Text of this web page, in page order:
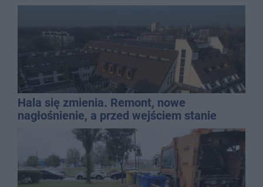
Hala się zmienia. Remont, nowe
nagłośnienie, a przed wejściem stanie
QEMETICA ARENA